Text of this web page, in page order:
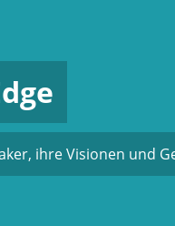
ihre Visionen und